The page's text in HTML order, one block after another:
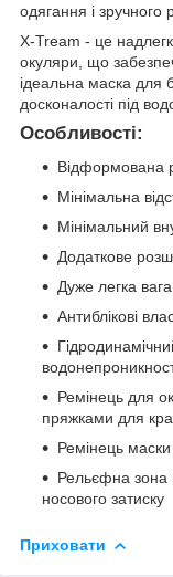
одягання і зручного
X-Tream - це
окуляри, що
ідеальна маска для
досконалості під
Особливості:
Відформована
Мінімальна
Мінімальний
Додаткове
Дуже легка вага
Антиблікові
Ремінець для
пряжками для
Ремінець
Рельєфна зона
носового затиску
Приховати